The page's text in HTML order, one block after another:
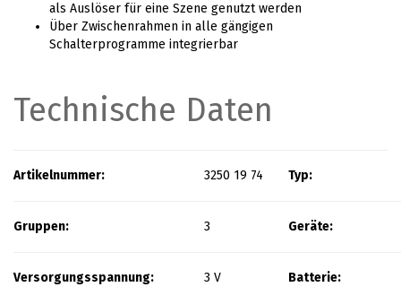
als Auslöser für eine Szene genutzt werden
Über Zwischenrahmen in alle gängigen
Schalterprogramme integrierbar
Technische Daten
Artikelnummer: 3250 19 74 Typ:
Gruppen: 3 Geräte:
Versorgungsspannung: 3 V Batterie: